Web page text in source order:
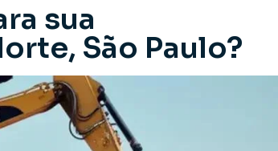
sua
São Paulo?